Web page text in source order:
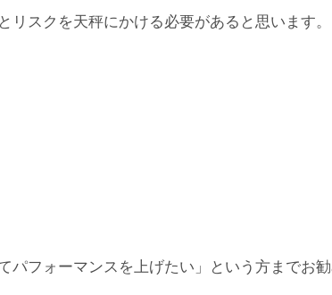
スクを天秤にかける必要があると思います。
フォーマンスを上げたい」という方までお